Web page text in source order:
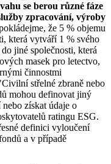
se berou různé fáze
zpracování, výroby
že 5 % objemu
která vytváří 1 % svého
jiné společnosti, která
masek pro letectvo,
činnostmi
střelné zbraně nebo
mohou definovat jiný
získat údaje o
ratingu ESG.
definici vyloučení
a v případě